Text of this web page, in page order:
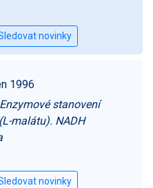
1996
stanovení
malátu). NADH